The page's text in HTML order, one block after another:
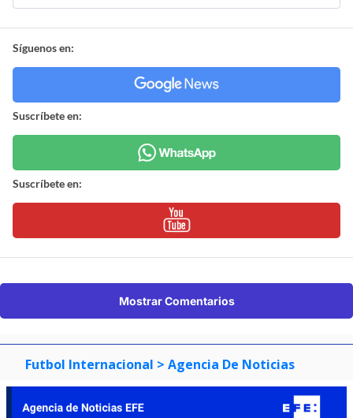
Síguenos en:
Suscríbete en:
Suscríbete en:
Mostrar Comentarios
Futbol Internacional > Agencia De Noticias